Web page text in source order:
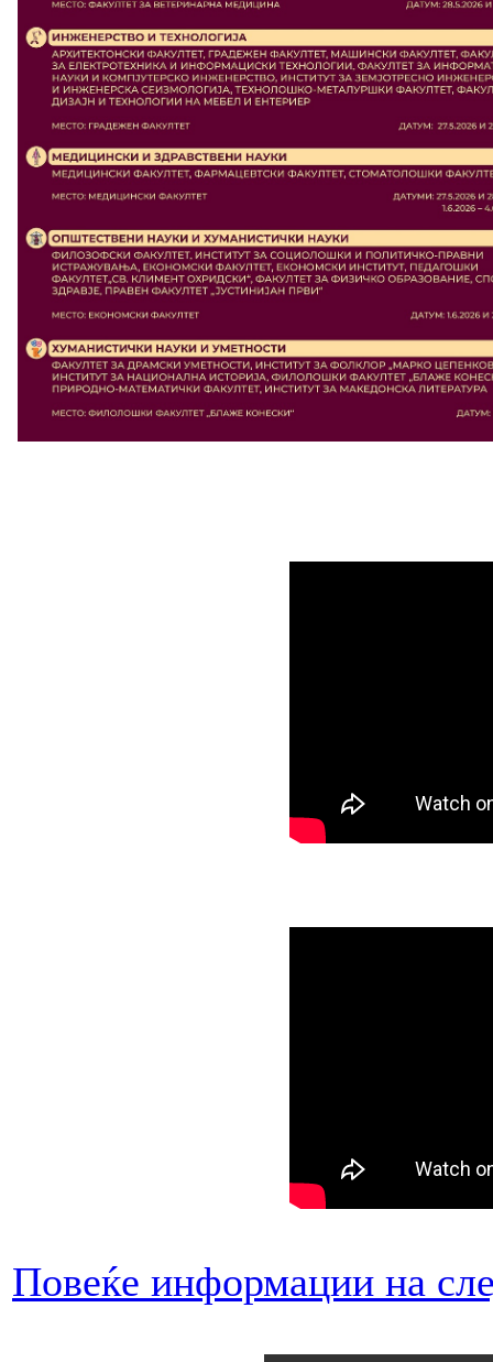
Повеќе информации на